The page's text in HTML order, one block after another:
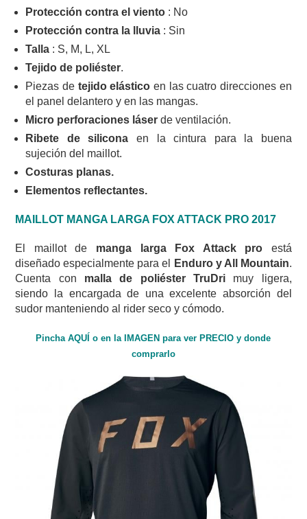
Protección contra el viento : No
Protección contra la lluvia : Sin
Talla : S, M, L, XL
Tejido de poliéster.
Piezas detejido elástico en las cuatro direcciones en
el panel delantero y en las mangas.
Micro perforaciones láser de ventilación.
Ribete de silicona en la cintura para la buena
sujeción del maillot.
Costuras planas.
Elementos reflectantes.
MAILLOT MANGA LARGA FOX ATTACK PRO 2017
El maillot de manga larga Fox Attack pro está
diseñado especialmente para el
Enduro y All Mountain.
Cuenta con malla de poliéster TruDri muy ligera,
siendo la encargada de una excelente absorción del
sudor manteniendo al rider seco y cómodo.
Pincha AQUÍ o en la IMAGEN para ver PRECIO y donde
comprarlo